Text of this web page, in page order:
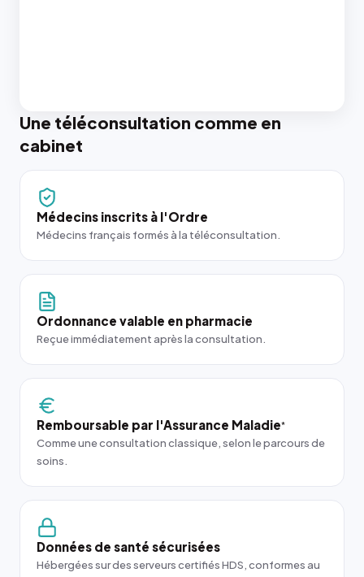
Une téléconsultation comme en
cabinet
Médecins inscrits à l'Ordre
Médecins français formés à la téléconsultation.
Ordonnance valable en pharmacie
Reçue immédiatement après la consultation.
Remboursable par l'Assurance Maladie*
Comme une consultation classique, selon le parcours de
soins.
Données de santé sécurisées
Hébergées sur des serveurs certifiés HDS, conformes au